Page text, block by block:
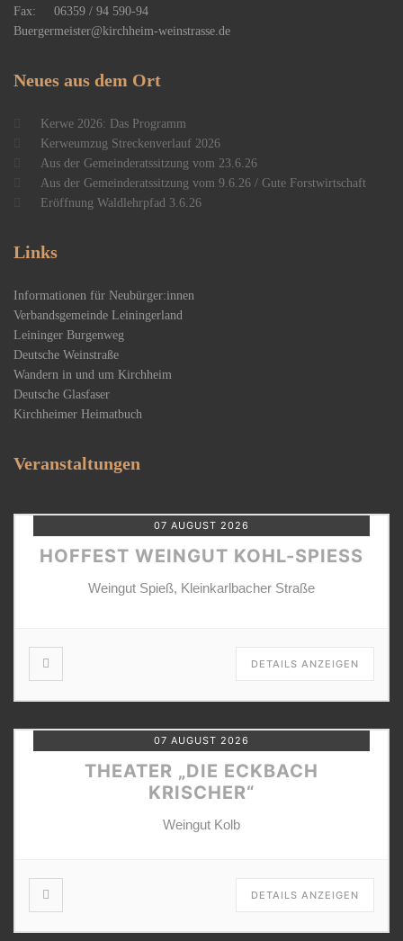
Fax: 06359 / 94 590-94
Buergermeister@kirchheim-weinstrasse.de
Neues aus dem Ort
Kerwe 2026: Das Programm
Kerweumzug Streckenverlauf 2026
Aus der Gemeinderatssitzung vom 23.6.26
Aus der Gemeinderatssitzung vom 9.6.26 / Gute Forstwirtschaft
Eröffnung Waldlehrpfad 3.6.26
Links
Informationen für Neubürger:innen
Verbandsgemeinde Leiningerland
Leininger Burgenweg
Deutsche Weinstraße
Wandern in und um Kirchheim
Deutsche Glasfaser
Kirchheimer Heimatbuch
Veranstaltungen
07 AUGUST 2026
HOFFEST WEINGUT KOHL-SPIESS
Weingut Spieß, Kleinkarlbacher Straße
DETAILS ANZEIGEN
07 AUGUST 2026
THEATER „DIE ECKBACH
KRISCHER“
Weingut Kolb
DETAILS ANZEIGEN